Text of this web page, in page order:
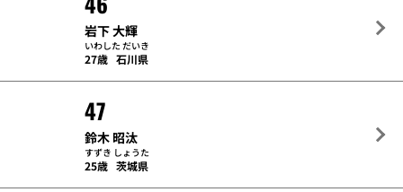
岩下 大輝
いわした だいき
27歳 石川県
47
鈴木 昭汰
すずき しょうた
25歳 茨城県